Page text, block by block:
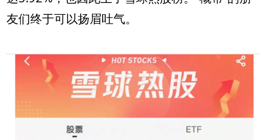
友们终于可以扬眉吐气。